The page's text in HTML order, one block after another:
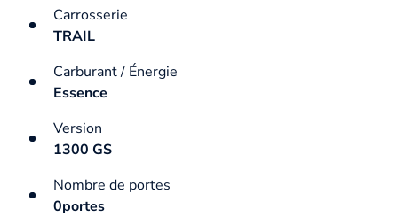
Carrosserie
TRAIL
Carburant / Énergie
Essence
Version
1300 GS
Nombre de portes
0portes